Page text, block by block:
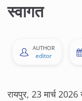
स्वागत
AUTHOR
editor
रायपुर, 23 मार्च